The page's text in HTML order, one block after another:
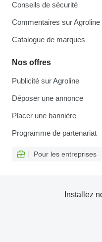
Conseils de sécurité
Commentaires sur Agroline
Catalogue de marques
Nos offres
Publicité sur Agroline
Déposer une annonce
Placer une bannière
Programme de partenariat
Pour les entreprises
Installez